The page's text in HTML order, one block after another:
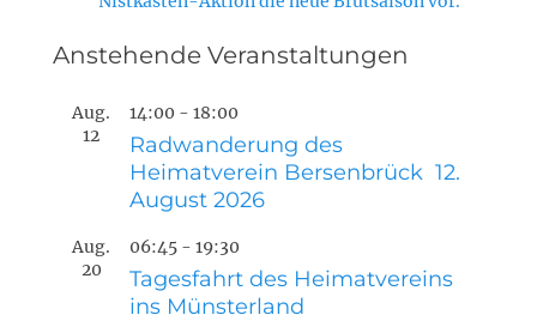
Anstehende Veranstaltungen
Aug.
12
14:00 - 18:00
Radwanderung des
Heimatverein Bersenbrück 12.
August 2026
Aug.
20
06:45 - 19:30
Tagesfahrt des Heimatvereins
ins Münsterland